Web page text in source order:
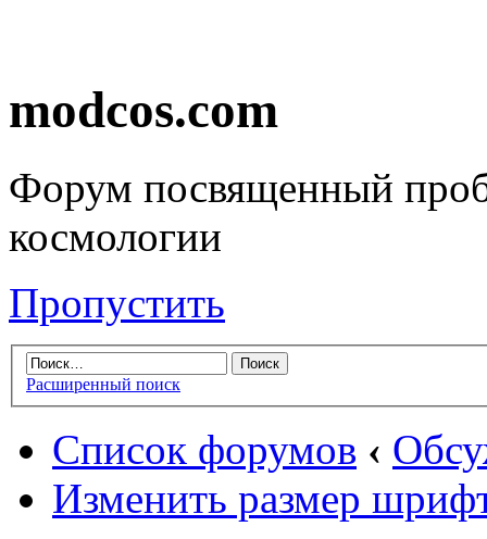
modcos.com
Форум посвященный
космологии
Пропустить
Расширенный поиск
Список форумов ‹
Изменить размер